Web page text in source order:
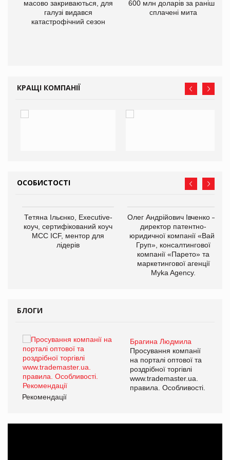
масово закриваються, для
галузі видався
катастрофічний сезон
600 млн доларів за раніше
сплачені мита
КРАЩІ КОМПАНІЇ
ОСОБИСТОСТІ
Тетяна Ільєнко, Executive-
коуч, сертифікований коуч
МСС ICF, ментор для
лідерів
Олег Андрійович Івченко —
директор патентно-
юридичної компанії «Вайз
Груп», консалтингової
компанії «Парето» та
маркетингової агенції
Myka Agency.
БЛОГИ
Брагина Людмила
Просування компанії
на порталі оптової та
роздрібної торгівлі
www.trademaster.ua.
правила. Особливості.
Рекомендації